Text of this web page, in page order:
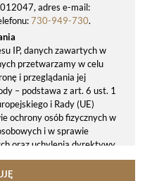
adres e-mail:
730-949-730.
IP, danych zawartych w
przetwarzamy w celu
i przeglądania jej
– podstawa z art. 6 ust. 1
i Rady (UE)
ochrony osób fizycznych w
i w sprawie
oraz uchylenia dyrektywy
danych, tj. RODO).